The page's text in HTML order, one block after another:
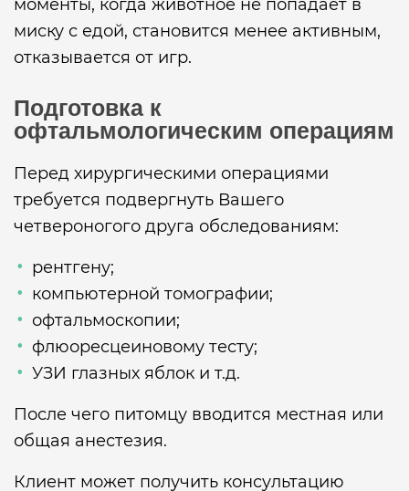
моменты, когда животное не попадает в
миску с едой, становится менее активным,
отказывается от игр.
Подготовка к
офтальмологическим операциям
Перед хирургическими операциями
требуется подвергнуть Вашего
четвероногого друга обследованиям:
рентгену;
компьютерной томографии;
офтальмоскопии;
флюоресцеиновому тесту;
УЗИ глазных яблок и т.д.
После чего питомцу вводится местная или
общая анестезия.
Клиент может получить консультацию